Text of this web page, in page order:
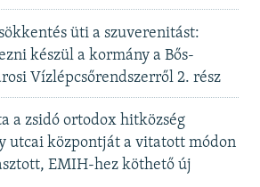
üti a szuverenitást:
készül a kormány a Bős-
Vízlépcsőrendszerről 2. rész
a zsidó ortodox hitközség
utcai központját a vitatott módon
EMIH-hez köthető új